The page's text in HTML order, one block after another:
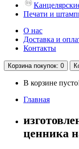
Печати и
О нас
Доставка и
Контакты
Корзинапокупок: 0
В корзине
Главная
ценника